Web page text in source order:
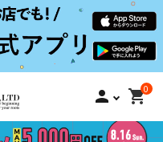
person 0
shopping_cart